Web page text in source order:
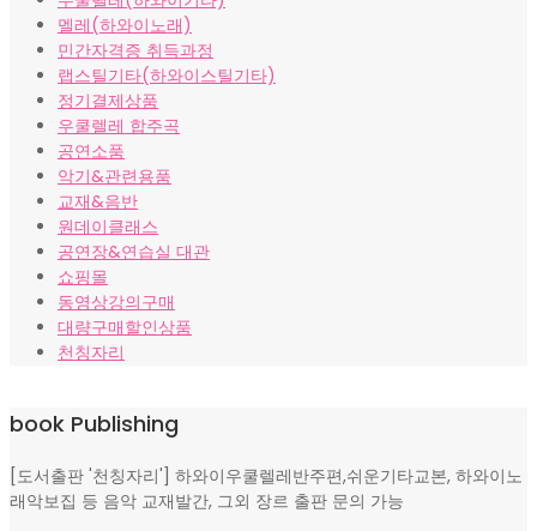
훌라(하와이댄스)
우쿨렐레(하와이기타)
멜레(하와이노래)
민간자격증 취득과정
랩스틸기타(하와이스틸기타)
정기결제상품
우쿨렐레 합주곡
공연소품
악기&관련용품
교재&음반
원데이클래스
공연장&연습실 대관
쇼핑몰
동영상강의구매
book Publishing